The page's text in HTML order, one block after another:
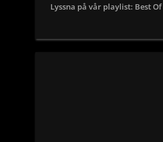
Lyssna på vår playlist: Best Of